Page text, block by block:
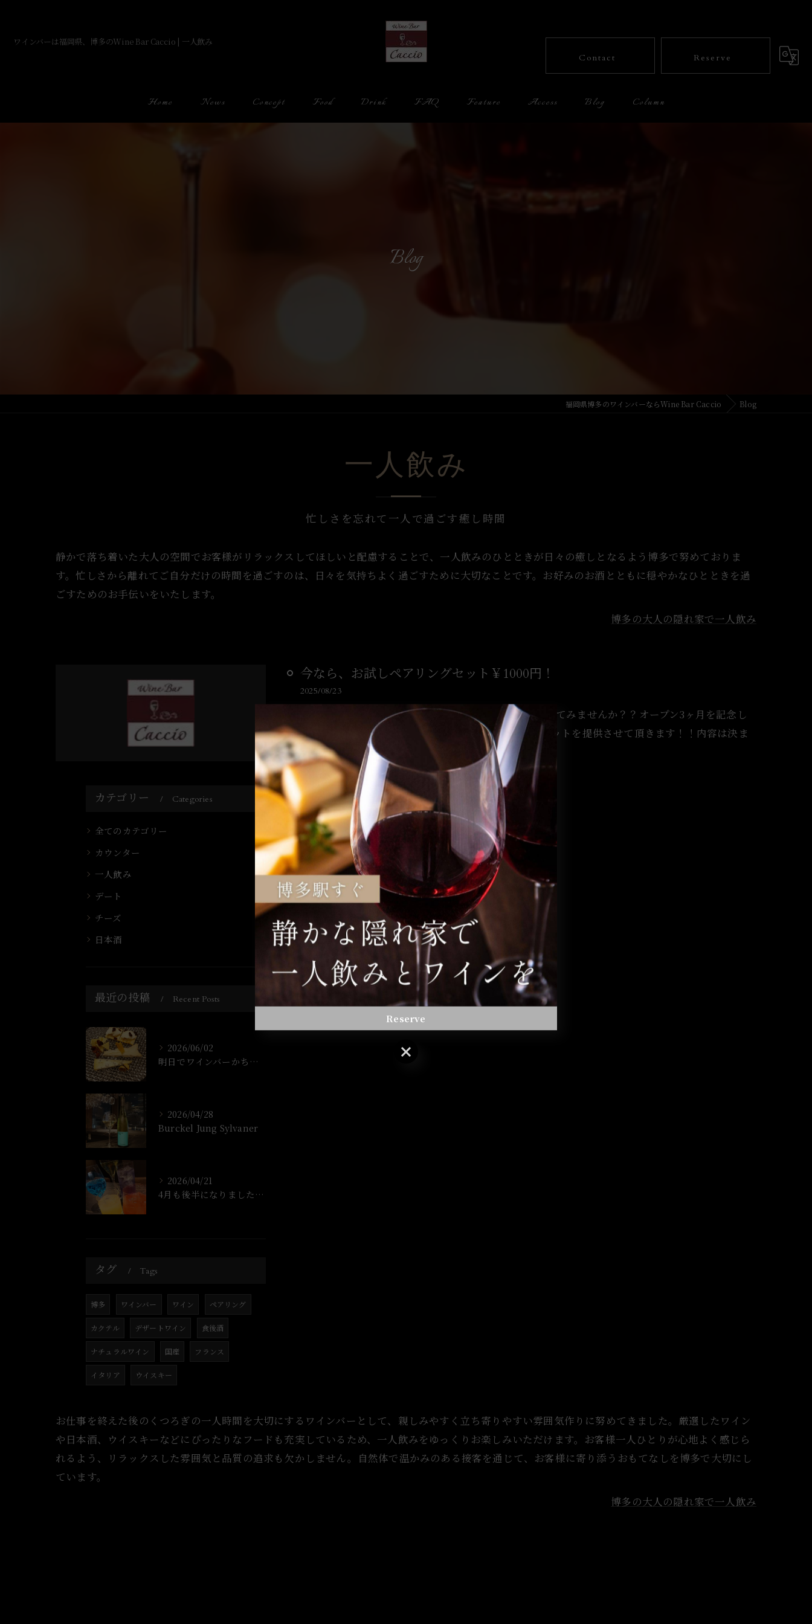
ワインバーは福岡県、博多のWine Bar Caccio | 一人飲み
Contact
Reserve
Home News Concept Food Drink FAQ Feature Access Blog Column
Blog
福岡県博多のワインバーならWine Bar Caccio Blog
一人飲み
忙しさを忘れて一人で過ごす癒し時間
静かで落ち着いた大人の空間でお客様がリラックスしてほしいと配慮することで、一人飲みのひとときが日々の癒しとなるよう博多で努めておりま
す。忙しさから離れてご自分だけの時間を過ごすのは、日々を気持ちよく過ごすために大切なことです。お好みのお酒とともに穏やかなひとときを過
ごすためのお手伝いをいたします。
博多の大人の隠れ家で一人飲み
今なら、お試しペアリングセット￥1000円！
2025/08/23
福岡、博多のワインバーでワインとチーズの魅力に目覚めてみませんか？？オープン3ヶ月を記念し
て、9月末までおすすめのワインとチーズのペアリングセットを提供させて頂きます！！内容は決ま
っておらず…
カテゴリー Categories
全てのカテゴリー
カウンター
一人飲み
デート
チーズ
日本酒
最近の投稿 Recent Posts
2026/06/02
明日でワインバーかちょ1年なります！
2026/04/28
Burckel Jung Sylvaner
2026/04/21
4月も後半になりましたね!
タグ Tags
博多 ワインバー ワイン ペアリング
カクテル デザートワイン 食後酒
ナチュラルワイン 国産 フランス
イタリア ウイスキー
お仕事を終えた後のくつろぎの一人時間を大切にするワインバーとして、親しみやすく立ち寄りやすい雰囲気作りに努めてきました。厳選したワイン
や日本酒、ウイスキーなどにぴったりなフードも充実しているため、一人飲みをゆっくりお楽しみいただけます。お客様一人ひとりが心地よく感じら
れるよう、リラックスした雰囲気と品質の追求も欠かしません。自然体で温かみのある接客を通じて、お客様に寄り添うおもてなしを博多で大切にし
ています。
博多の大人の隠れ家で一人飲み
Reserve
Reserve